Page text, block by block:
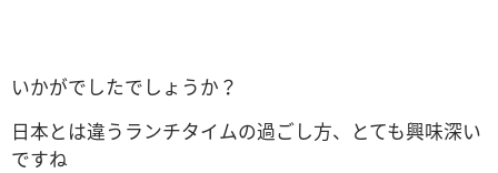
いかがでしたでしょうか？
日本とは違うランチタイムの過ごし方、とても興味深い
ですね